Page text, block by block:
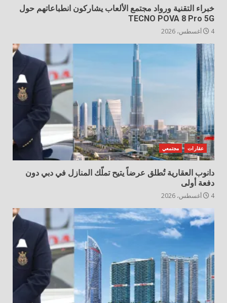
خبراء التقنية ورواد مجتمع الألعاب يشاركون انطباعاتهم حول
TECNO POVA 8 Pro 5G
4 أغسطس، 2026
عقارات مجتمعي
دانوب العقارية تُطلق عرضاً يتيح تملّك المنازل في دبي دون
دفعة أولى
4 أغسطس، 2026